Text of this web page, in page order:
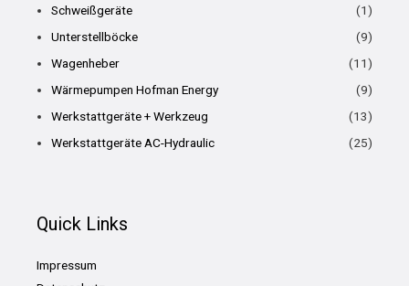
Schweißgeräte
(1)
Unterstellböcke
(9)
Wagenheber
(11)
Wärmepumpen Hofman Energy
(9)
Werkstattgeräte + Werkzeug
(13)
Werkstattgeräte AC-Hydraulic
(25)
Quick Links
Impressum